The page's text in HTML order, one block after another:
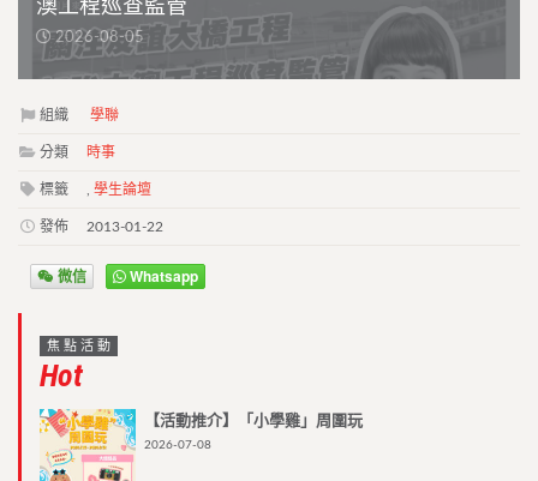
澳工程巡查監管
2026-08-05
組織 學聯
分類 時事
標籤 學生論壇
發佈 2013-01-22
微信 Whatsapp
焦點活動
Hot
【活動推介】「小學雞」周圍玩
2026-07-08